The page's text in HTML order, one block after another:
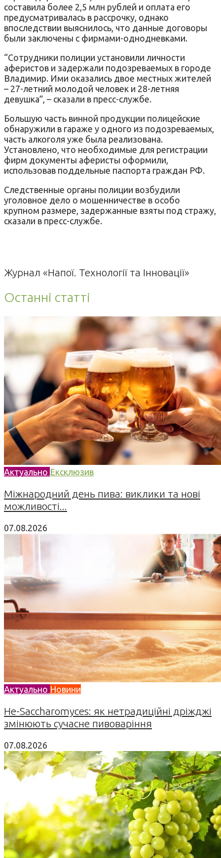
составила более 2,5 млн рублей и оплата его
предусматривалась в рассрочку, однако
впоследствии выяснилось, что данные договоры
были заключены с фирмами-однодневками.
“Сотрудники полиции установили личности
аферистов и задержали подозреваемых в городе
Владимир. Ими оказались двое местных жителей
– 27-летний молодой человек и 28-летняя
девушка”, – сказали в пресс-службе.
Большую часть винной продукции полицейские
обнаружили в гараже у одного из подозреваемых,
часть алкоголя уже была реализована.
Установлено, что необходимые для регистрации
фирм документы аферисты оформили,
использовав поддельные паспорта граждан РФ.
Следственные органы полиции возбудили
уголовное дело о мошенничестве в особо
крупном размере, задержанные взяты под стражу,
сказали в пресс-службе.
Журнал «Напої. Технології та Інновації»
Останні статті
Актуально Ексклюзив
Міжнародний день пива: виклики та нові
можливості...
07.08.2026
Актуально Новини
Не-Saccharomyces: як нетрадиційні дріжджі
змінюють сучасне пивоваріння
07.08.2026